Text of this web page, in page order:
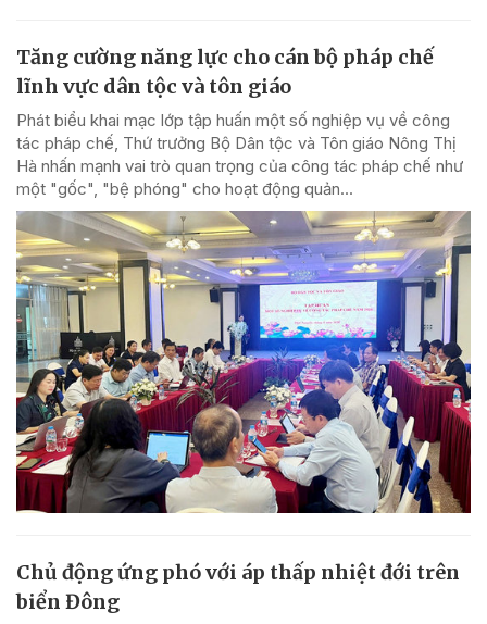
Tăng cường năng lực cho cán bộ pháp chế
lĩnh vực dân tộc và tôn giáo
Phát biểu khai mạc lớp tập huấn một số nghiệp vụ về công
tác pháp chế, Thứ trưởng Bộ Dân tộc và Tôn giáo Nông Thị
Hà nhấn mạnh vai trò quan trọng của công tác pháp chế như
một "gốc", "bệ phóng" cho hoạt động quản...
Chủ động ứng phó với áp thấp nhiệt đới trên
biển Đông